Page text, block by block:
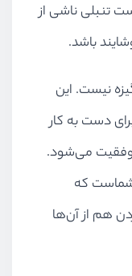
تنبلی ناشی از
باشد.
نیست. این
دست به کار
می‌شود.
شماست که
هم از آن‌ها